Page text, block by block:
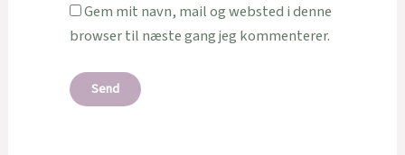
Gem mit navn, mail og websted i denne
browser til næste gang jeg kommenterer.